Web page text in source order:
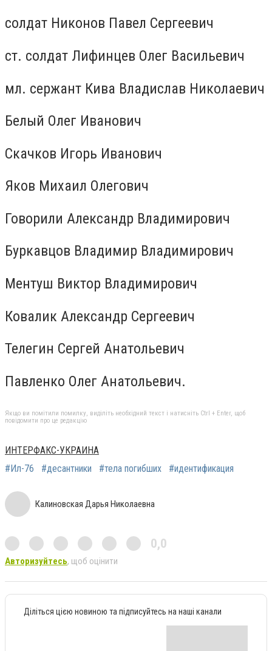
солдат Никонов Павел Сергеевич
ст. солдат Лифинцев Олег Васильевич
мл. сержант Кива Владислав Николаевич
Белый Олег Иванович
Скачков Игорь Иванович
Яков Михаил Олегович
Говорили Александр Владимирович
Буркавцов Владимир Владимирович
Ментуш Виктор Владимирович
Ковалик Александр Сергеевич
Телегин Сергей Анатольевич
Павленко Олег Анатольевич.
Якщо ви помітили помилку, виділіть необхідний текст і натисніть Ctrl + Enter, щоб
повідомити про це редакцію
ИНТЕРФАКС-УКРАИНА
#Ил-76
#десантники #тела погибших #идентификация
Калиновская Дарья Николаевна
0,0
Авторизуйтесь, щоб оцінити
Діліться цією новиною та підписуйтесь на наші канали